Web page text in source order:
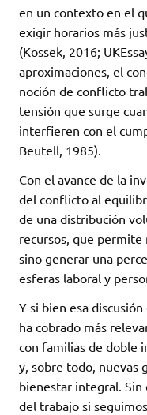
en un contexto en el
exigir horarios más
(Kossek, 2016;
aproximaciones, el
noción de conflicto
tensión que surge
interfieren con el
Beutell, 1985).
Con el avance de la
del conflicto al
de una distribución
recursos, que permite
sino generar una
esferas laboral y
Y si bien esa
ha cobrado más
con familias de doble
y, sobre todo, nuevas
bienestar integral. Sin
del trabajo si